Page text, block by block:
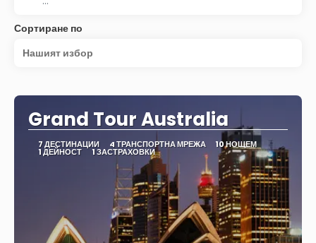
Сортиране по
Нашият избор
Grand Tour Australia
7 ДЕСТИНАЦИИ 4 ТРАНСПОРТНА МРЕЖА 10 НОЩЕМ
1 ДЕЙНОСТ 1 ЗАСТРАХОВКИ